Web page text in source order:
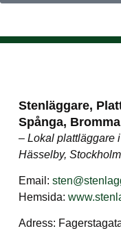
Stenläggare,
Spånga,
– Lokal plattläggare
Hässelby,
Email:
Hemsida:
Adress: